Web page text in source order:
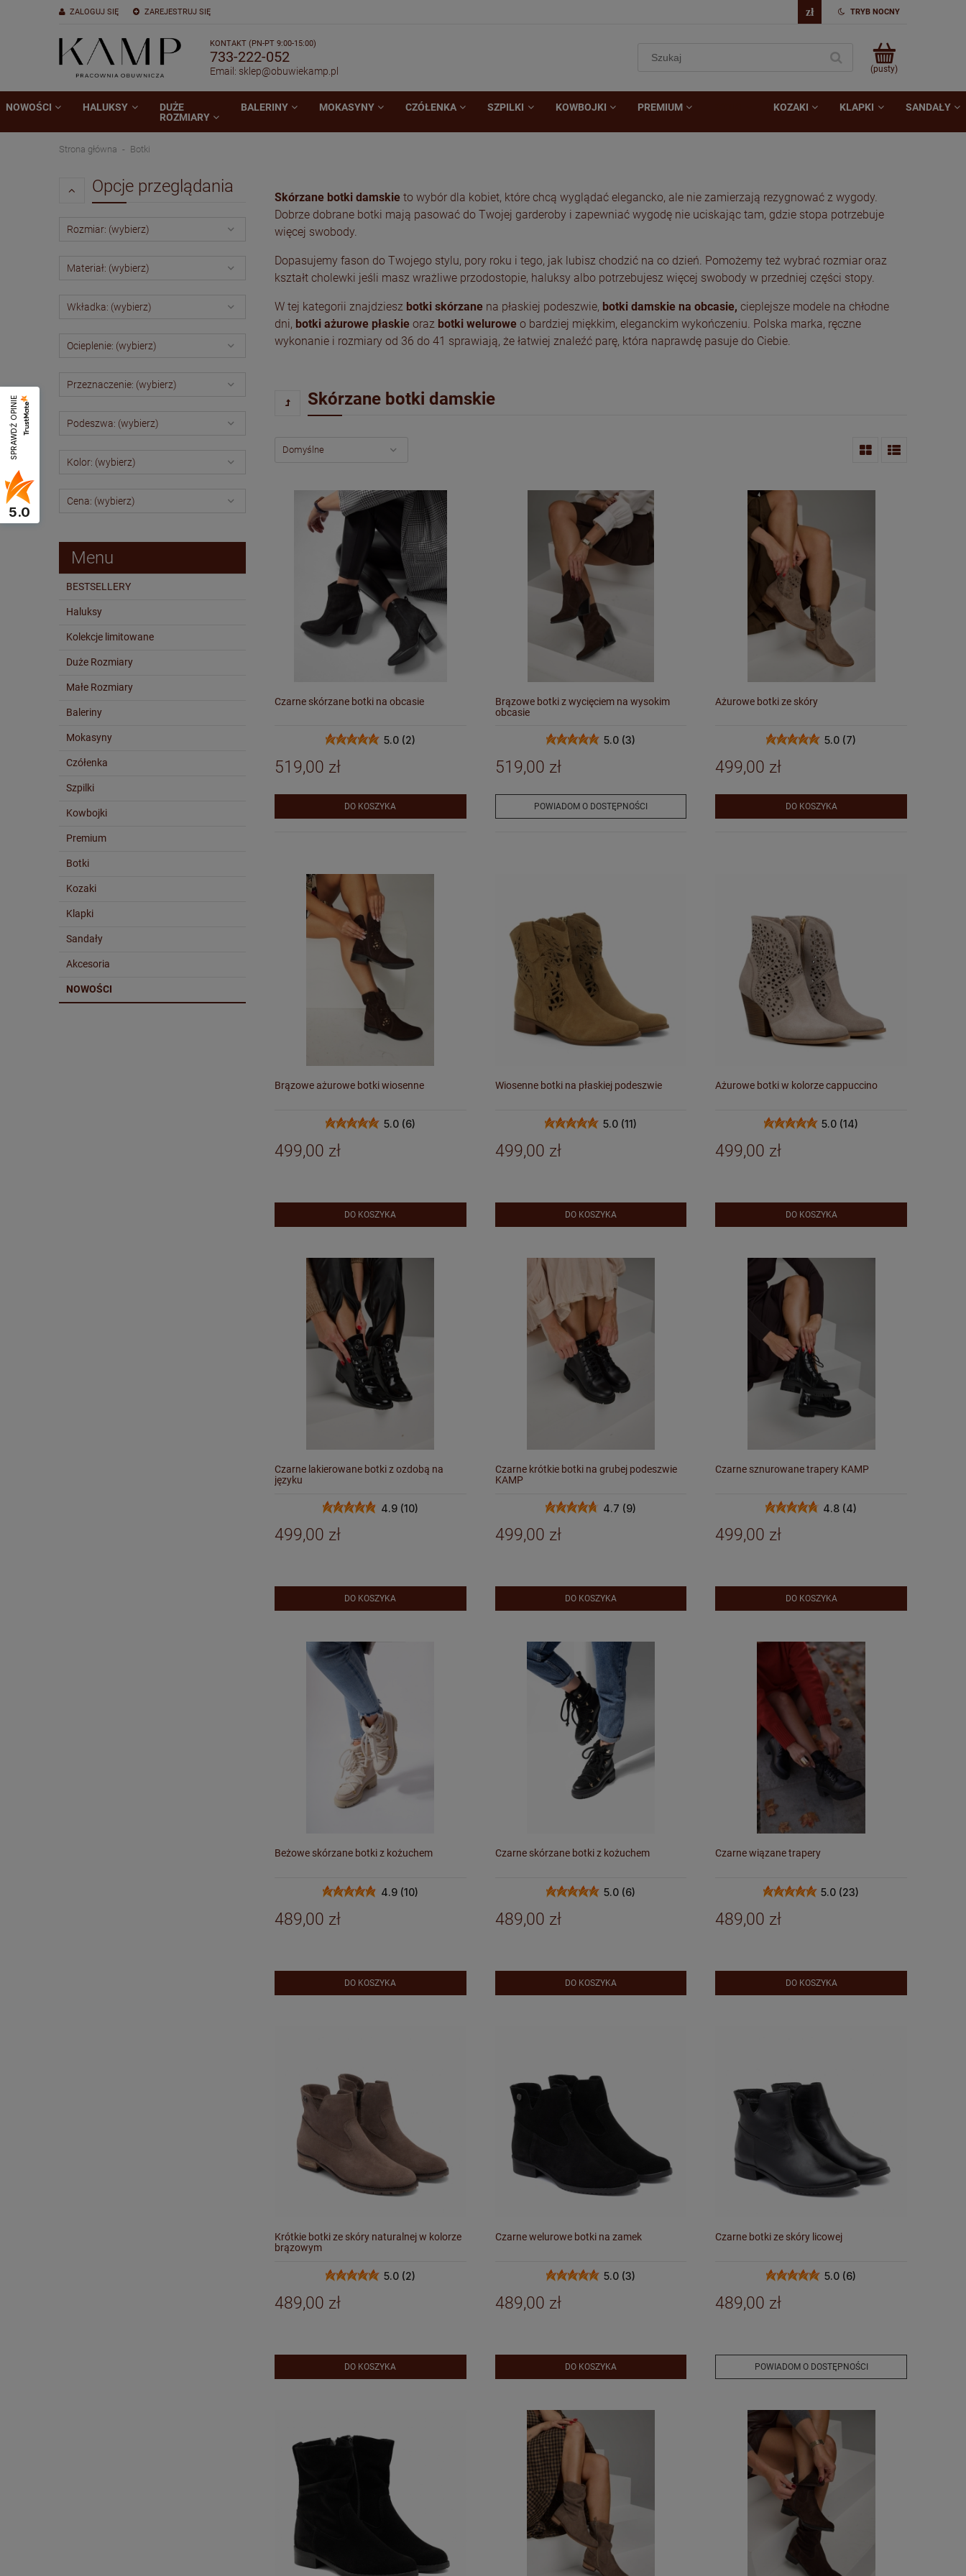
ZAREJESTRUJ SIĘ
ZALOGUJ SIĘ TRYB NOCNY
KONTAKT (PN-PT 9:00-15:00)
733-222-052
Email: sklep@obuwiekamp.pl (pusty)
NOWOŚCI HALUKSY
DUŻE
ROZMIARY
BALERINY MOKASYNY CZÓŁENKA SZPILKI KOWBOJKI PREMIUM KOZAKI KLAPKI SANDAŁY
Strona główna Botki
Opcje przeglądania
Rozmiar: (wybierz)
Materiał: (wybierz)
Wkładka: (wybierz)
Ocieplenie: (wybierz)
Przeznaczenie: (wybierz)
Podeszwa: (wybierz)
Kolor: (wybierz)
Cena: (wybierz)
Menu
BESTSELLERY
Haluksy
Kolekcje limitowane
Duże Rozmiary
Małe Rozmiary
Baleriny
Mokasyny
Czółenka
Szpilki
Kowbojki
Premium
Botki
Kozaki
Klapki
Sandały
Akcesoria
NOWOŚCI
Skórzane botki damskie to wybór dla kobiet, które chcą wyglądać elegancko, ale nie zamierzają rezygnować z wygody.
Dobrze dobrane botki mają pasować do Twojej garderoby i zapewniać wygodę nie uciskając tam, gdzie stopa potrzebuje
więcej swobody.
Dopasujemy fason do Twojego stylu, pory roku i tego, jak lubisz chodzić na co dzień. Pomożemy też wybrać rozmiar oraz
kształt cholewki jeśli masz wrażliwe przodostopie, haluksy albo potrzebujesz więcej swobody w przedniej części stopy.
W tej kategorii znajdziesz botki skórzane na płaskiej podeszwie, botki damskie na obcasie, cieplejsze modele na chłodne
dni, botki ażurowe płaskie oraz botki welurowe o bardziej miękkim, eleganckim wykończeniu. Polska marka, ręczne
wykonanie i rozmiary od 36 do 41 sprawiają, że łatwiej znaleźć parę, która naprawdę pasuje do Ciebie.
Skórzane botki damskie
Czarne skórzane botki na obcasie
5.0 (2)
519,00 zł
DO KOSZYKA
Brązowe botki z wycięciem na wysokim
obcasie
5.0 (3)
519,00 zł
POWIADOM O DOSTĘPNOŚCI
Ażurowe botki ze skóry
5.0 (7)
499,00 zł
DO KOSZYKA
Brązowe ażurowe botki wiosenne
5.0 (6)
499,00 zł
DO KOSZYKA
Wiosenne botki na płaskiej podeszwie
5.0 (11)
499,00 zł
DO KOSZYKA
Ażurowe botki w kolorze cappuccino
5.0 (14)
499,00 zł
DO KOSZYKA
Czarne lakierowane botki z ozdobą na
języku
4.9 (10)
499,00 zł
DO KOSZYKA
Czarne krótkie botki na grubej podeszwie
KAMP
4.7 (9)
499,00 zł
DO KOSZYKA
Czarne sznurowane trapery KAMP
4.8 (4)
499,00 zł
DO KOSZYKA
Beżowe skórzane botki z kożuchem
4.9 (10)
489,00 zł
DO KOSZYKA
Czarne skórzane botki z kożuchem
5.0 (6)
489,00 zł
DO KOSZYKA
Czarne wiązane trapery
5.0 (23)
489,00 zł
DO KOSZYKA
Krótkie botki ze skóry naturalnej w kolorze
brązowym
5.0 (2)
489,00 zł
DO KOSZYKA
Czarne welurowe botki na zamek
5.0 (3)
489,00 zł
DO KOSZYKA
Czarne botki ze skóry licowej
5.0 (6)
489,00 zł
POWIADOM O DOSTĘPNOŚCI
SPRAWDŹ OPINIE
5.0